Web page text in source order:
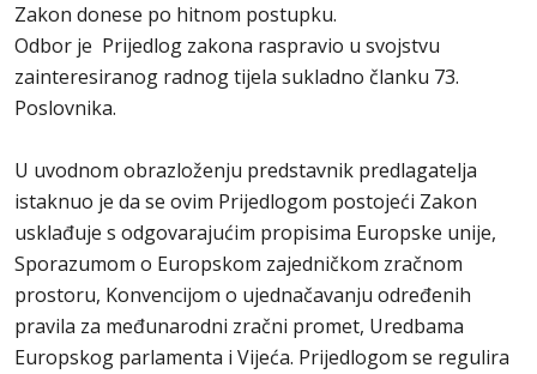
Zakon donese po hitnom postupku.
Odbor je Prijedlog zakona raspravio u svojstvu
zainteresiranog radnog tijela sukladno članku 73.
Poslovnika.
U uvodnom obrazloženju predstavnik predlagatelja
istaknuo je da se ovim Prijedlogom postojeći Zakon
usklađuje s odgovarajućim propisima Europske unije,
Sporazumom o Europskom zajedničkom zračnom
prostoru, Konvencijom o ujednačavanju određenih
pravila za međunarodni zračni promet, Uredbama
Europskog parlamenta i Vijeća. Prijedlogom se regulira